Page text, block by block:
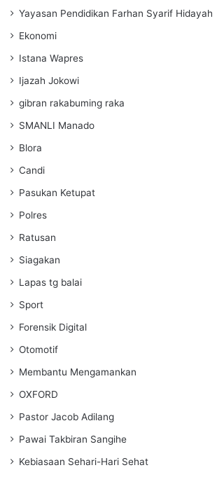
Yayasan Pendidikan Farhan Syarif Hidayah
Ekonomi
Istana Wapres
Ijazah Jokowi
gibran rakabuming raka
SMANLI Manado
Blora
Candi
Pasukan Ketupat
Polres
Ratusan
Siagakan
Lapas tg balai
Sport
Forensik Digital
Otomotif
Membantu Mengamankan
OXFORD
Pastor Jacob Adilang
Pawai Takbiran Sangihe
Kebiasaan Sehari-Hari Sehat